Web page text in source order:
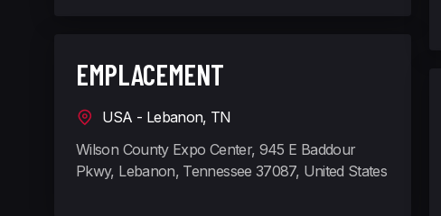
EMPLACEMENT
USA - Lebanon, TN
Wilson County Expo Center, 945 E Baddour
Pkwy, Lebanon, Tennessee 37087, United States